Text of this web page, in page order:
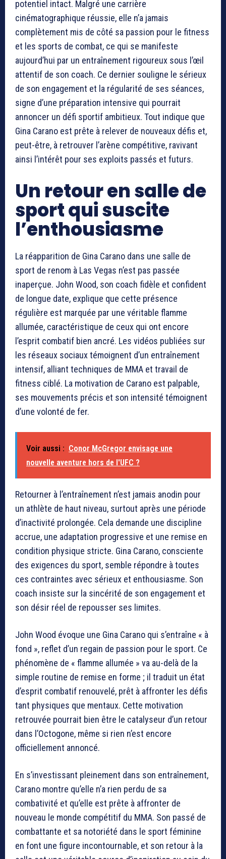
potentiel intact. Malgré une carrière
cinématographique réussie, elle n’a jamais
complètement mis de côté sa passion pour le fitness
et les sports de combat, ce qui se manifeste
aujourd’hui par un entraînement rigoureux sous l’œil
attentif de son coach. Ce dernier souligne le sérieux
de son engagement et la régularité de ses séances,
signe d’une préparation intensive qui pourrait
annoncer un défi sportif ambitieux. Tout indique que
Gina Carano est prête à relever de nouveaux défis et,
peut-être, à retrouver l’arène compétitive, ravivant
ainsi l’intérêt pour ses exploits passés et futurs.
Un retour en salle de
sport qui suscite
l’enthousiasme
La réapparition de Gina Carano dans une salle de
sport de renom à Las Vegas n’est pas passée
inaperçue. John Wood, son coach fidèle et confident
de longue date, explique que cette présence
régulière est marquée par une véritable flamme
allumée, caractéristique de ceux qui ont encore
l’esprit combatif bien ancré. Les vidéos publiées sur
les réseaux sociaux témoignent d’un entraînement
intensif, alliant techniques de MMA et travail de
fitness ciblé. La motivation de Carano est palpable,
ses mouvements précis et son intensité témoignent
d’une volonté de fer.
Voir aussi : Conor McGregor envisage une
nouvelle aventure hors de l'UFC ?
Retourner à l’entraînement n’est jamais anodin pour
un athlète de haut niveau, surtout après une période
d’inactivité prolongée. Cela demande une discipline
accrue, une adaptation progressive et une remise en
condition physique stricte. Gina Carano, consciente
des exigences du sport, semble répondre à toutes
ces contraintes avec sérieux et enthousiasme. Son
coach insiste sur la sincérité de son engagement et
son désir réel de repousser ses limites.
John Wood évoque une Gina Carano qui s’entraîne « à
fond », reflet d’un regain de passion pour le sport. Ce
phénomène de « flamme allumée » va au-delà de la
simple routine de remise en forme ; il traduit un état
d’esprit combatif renouvelé, prêt à affronter les défis
tant physiques que mentaux. Cette motivation
retrouvée pourrait bien être le catalyseur d’un retour
dans l’Octogone, même si rien n’est encore
officiellement annoncé.
En s’investissant pleinement dans son entraînement,
Carano montre qu’elle n’a rien perdu de sa
combativité et qu’elle est prête à affronter de
nouveau le monde compétitif du MMA. Son passé de
combattante et sa notoriété dans le sport féminine
en font une figure incontournable, et son retour à la